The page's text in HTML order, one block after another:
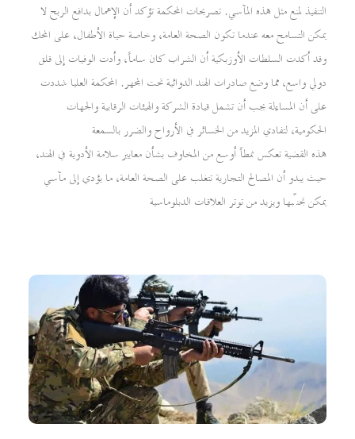
التنفيذ لمنع مثل هذه المآسي. تصريحات المحكمة تؤكد أن الإهمال بدافع الربح لا
يمكن التسامح معه عندما تكون الصحة العامة، وخاصة حياة الأطفال، على المحك
وقد أكدت السلطات الأوزبكية أن الشراب كان ساماً، وأدت الوفيات إلى قلق
دولي واسع، مما وضع صادرات الهند الدوائية تحت المجهر. المحكمة العليا شددت
على أن المساءلة يجب أن تشمل قيادة الشركة والهيئات الرقابية والجهات
الحكومية، لتفادي المزيد من الخسائر في الأرواح والضرر بالسمعة
هذه القضية تعكس نمطاً أوسع من المخاوف بشأن معايير سلامة الأدوية في الهند،
حيث يبدو أن المصالح التجارية تتغلب على الصحة العامة، ما يؤدي إلى مآسي
يمكن تجنّبها ويزيد من توتر العلاقات الدبلوماسية